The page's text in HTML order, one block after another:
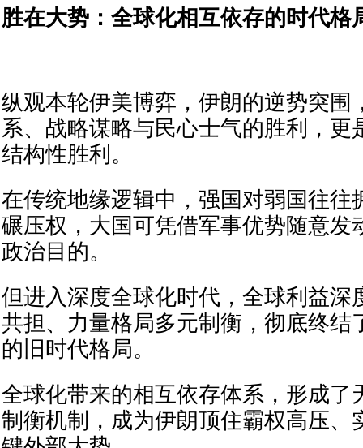
胜在大势：全球化相互依存的时代格
纵观本轮伊美博弈，伊朗的逆势突围
系、战略谋略与民心士气的胜利，更
结构性胜利。
在传统地缘逻辑中，强国对弱国往往
碾压权，大国可凭借军事优势随意发
政治目的。
但进入深度全球化时代，全球利益深
共担、力量格局多元制衡，彻底终结
的旧时代格局。
全球化带来的相互依存体系，形成了
制衡机制，成为伊朗顶住霸权高压、